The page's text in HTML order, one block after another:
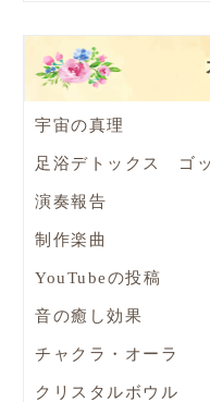
宇宙の真理
足浴デトックス ゴ
演奏報告
制作楽曲
YouTubeの投稿
音の癒し効果
チャクラ・オーラ
クリスタルボウル